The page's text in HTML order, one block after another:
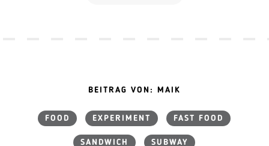
BEITRAG VON: MAIK
FOOD EXPERIMENT FAST FOOD
SANDWICH SUBWAY